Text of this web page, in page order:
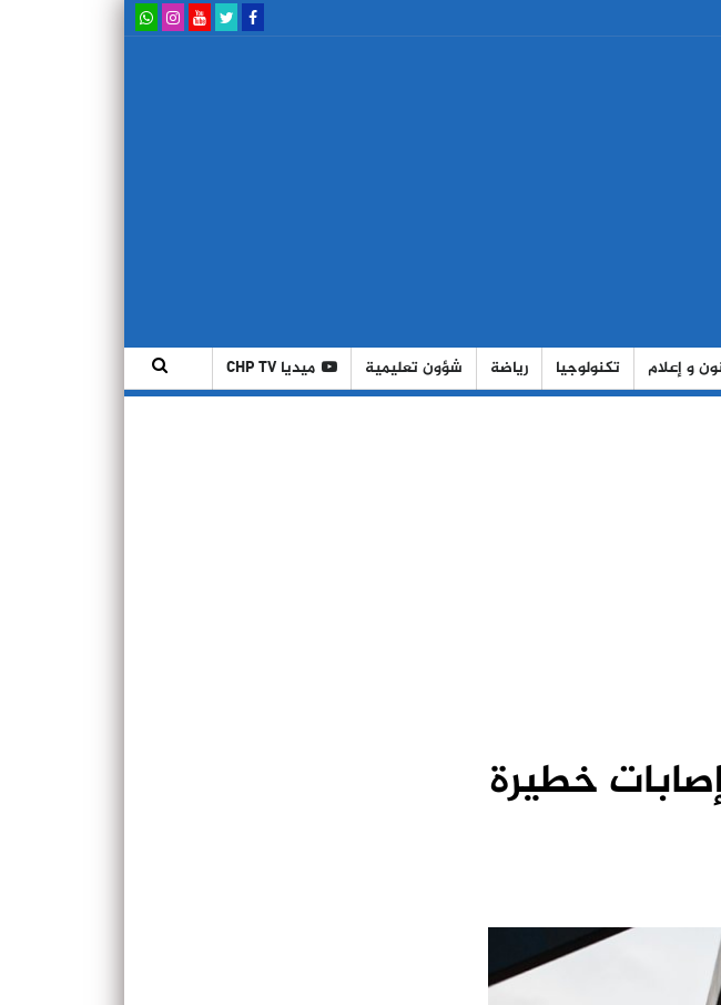
و إعلام تكنولوجيا رياضة شؤون تعليمية ميديا CHP TV
خطيرة